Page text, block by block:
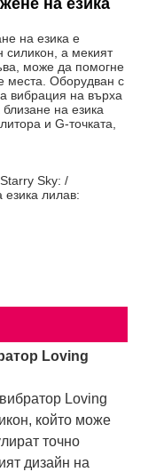
на езика е
силикон, а мекият
може да помогне
места. Оборудван с
вибрация на върха
на езика
и G-точката,
Sky: /
езика лилав:
Loving
Loving
който може
точно
дизайн на